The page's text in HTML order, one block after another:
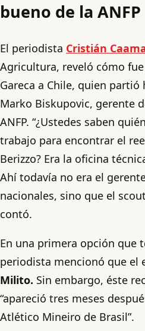
bueno de la ANFP
El periodista Cristián
Agricultura, reveló cómo fue
Gareca a Chile, quien partió
Marko Biskupovic, gerente
ANFP. “¿Ustedes saben
trabajo para encontrar el
Berizzo? Era la oficina
Ahí todavía no era el
nacionales, sino que el
contó.
En una primera opción que
periodista mencionó que el
Milito. Sin embargo, éste
“apareció tres meses
Atlético Mineiro de Brasil”.